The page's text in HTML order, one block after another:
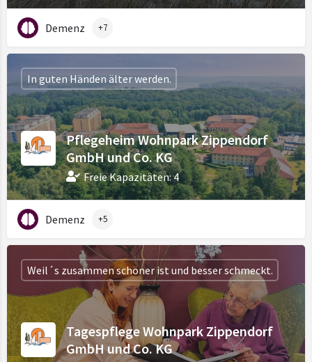
Demenz +7
Pflegeheim Wohnpark Zippendorf
GmbH und Co. KG
Freie Kapazitäten: 4
In guten Händen älter werden.
Demenz +5
Tagespflege Wohnpark Zippendorf
GmbH und Co. KG
Weil´s zusammen schöner ist und besser schmeckt.